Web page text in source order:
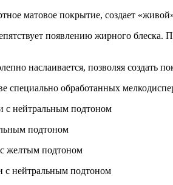
матовое покрытие, создает
появлению жирного блеска.
наслаивается, позволяя
специально обработанных
с нейтральным подтоном
подтоном
с желтым подтоном
с нейтральным подтоном